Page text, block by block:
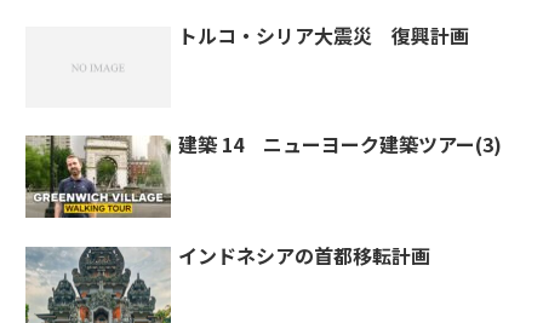
トルコ・シリア大震災 復興計画
建築 14 ニューヨーク建築ツアー(3)
インドネシアの首都移転計画